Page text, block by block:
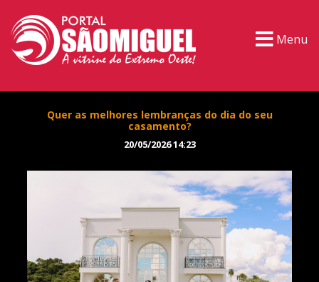
Menu
Quer as melhores lembranças do dia do seu
casamento?
20/05/2026 14:23